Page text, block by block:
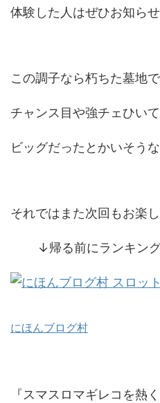
体験した人はぜひお知らせ
この調子なら朽ちた墓地で
チャンス目や強チェひい
ビッグだったとかいそう
それではまた次回もお楽
↓帰る前にランキン
にほんブログ村
『スマスロマギレコを熱